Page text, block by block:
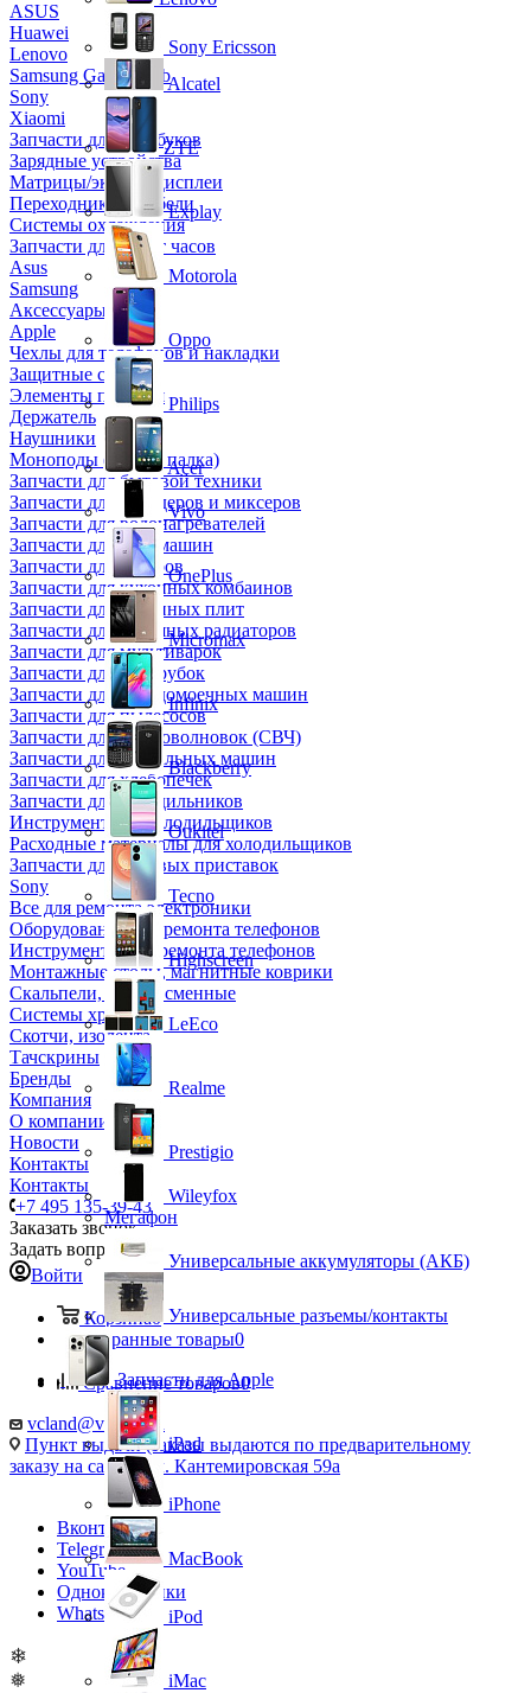
ASUS
Huawei
Lenovo
Samsung Galaxy Tab
Sony
Xiaomi
Запчасти для ноутбуков
Зарядные устройства
Матрицы/экраны/дисплеи
Переходники и кабели
Системы охлаждения
Запчасти для смарт часов
Asus
Samsung
Аксессуары
Apple
Чехлы для телефонов и накладки
Защитные стекла
Элементы питания
Держатель
Наушники
Моноподы (Селфи палка)
Запчасти для бытовой техники
Запчасти для блендеров и миксеров
Запчасти для водонагревателей
Запчасти для кофемашин
Запчасти для кулеров
Запчасти для кухонных комбаинов
Запчасти для кухонных плит
Запчасти для масляных радиаторов
Запчасти для мультиварок
Запчасти для мясорубок
Запчасти для посудомоечных машин
Запчасти для пылесосов
Запчасти для микроволновок (СВЧ)
Запчасти для стиральных машин
Запчасти для хлебопечек
Запчасти для холодильников
Инструмент для холодильщиков
Расходные материалы для холодильщиков
Запчасти для игровых приставок
Sony
Все для ремонта электроники
Оборудование для ремонта телефонов
Инструменты для ремонта телефонов
Монтажные столы, магнитные коврики
Скальпели, лезвия сменные
Системы хранения
Скотчи, изолента
Тачскрины
Бренды
Компания
О компании
Новости
Контакты
Контакты
+7 495 135-39-43
Заказать звонок
Задать вопрос
Войти
Корзина0
Избранные товары0
Сравнение товаров0
vcland@vcland.ru
Пункт выдачи (заказы выдаются по предварительному
заказу на сайте), ул. Кантемировская 59а
Вконтакте
Telegram
YouTube
Одноклассники
WhatsApp
❄
❅
Sony Ericsson
Alcatel
ZTE
Explay
Motorola
Oppo
Philips
Acer
Vivo
OnePlus
Micromax
Infinix
Blackberry
Oukitel
Tecno
Highscreen
LeEco
Realme
Prestigio
Wileyfox
Мегафон
Универсальные аккумуляторы (АКБ)
Универсальные разъемы/контакты
Запчасти для Apple
iPad
iPhone
MacBook
iPod
iMac